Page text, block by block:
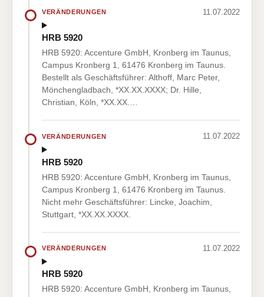
VERÄNDERUNGEN 11.07.2022
HRB 5920
HRB 5920: Accenture GmbH, Kronberg im Taunus,
Campus Kronberg 1, 61476 Kronberg im Taunus.
Bestellt als Geschäftsführer: Althoff, Marc Peter,
Mönchengladbach, *XX.XX.XXXX; Dr. Hille,
Christian, Köln, *XX.XX.…
VERÄNDERUNGEN 11.07.2022
HRB 5920
HRB 5920: Accenture GmbH, Kronberg im Taunus,
Campus Kronberg 1, 61476 Kronberg im Taunus.
Nicht mehr Geschäftsführer: Lincke, Joachim,
Stuttgart, *XX.XX.XXXX.
VERÄNDERUNGEN 11.07.2022
HRB 5920
HRB 5920: Accenture GmbH, Kronberg im Taunus,